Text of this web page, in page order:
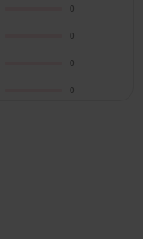
0
0
0
0